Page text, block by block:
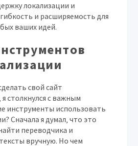
локализации и
и расширяемость для
ваших идей.
свой сайт
столкнулся с важным
инструменты использовать
Сначала я думал‚ что это
переводчика и
вручную. Но чем